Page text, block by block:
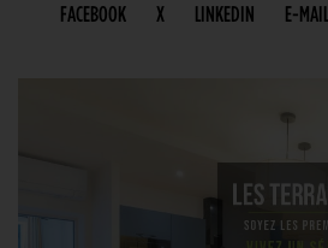
FACEBOOK X LINKEDIN E-MAIL